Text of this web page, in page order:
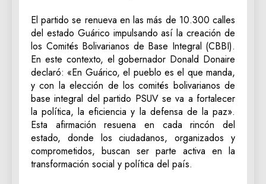
El partido se renueva en las más de 10.300 calles
del estado Guárico impulsando así la creación de
los Comités Bolivarianos de Base Integral (CBBI).
En este contexto, el gobernador Donald Donaire
declaró: «En Guárico, el pueblo es el que manda,
y con la elección de los comités bolivarianos de
base integral del partido PSUV se va a fortalecer
la política, la eficiencia y la defensa de la paz».
Esta afirmación resuena en cada rincón del
estado, donde los ciudadanos, organizados y
comprometidos, buscan ser parte activa en la
transformación social y política del país.